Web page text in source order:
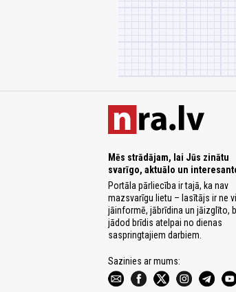
Mēs strādājam, lai Jūs zinātu
svarīgo, aktuālo un
Portāla pārliecība ir tajā, ka nav
mazsvarīgu lietu – lasītājs ir ne
jāinformē, jābrīdina un jāizglīto,
jādod brīdis atelpai no dienas
saspringtajiem darbiem.
Sazinies ar mums: